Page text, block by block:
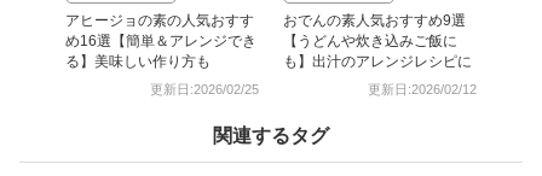
アヒージョの素の人気おすす
め16選【簡単＆アレンジでき
る】美味しい作り方も
更新日:2026/02/25
おでんの素人気おすすめ9選
【うどんや炊き込みご飯に
も】出汁のアレンジレシピに
更新日:2026/02/12
関連するタグ